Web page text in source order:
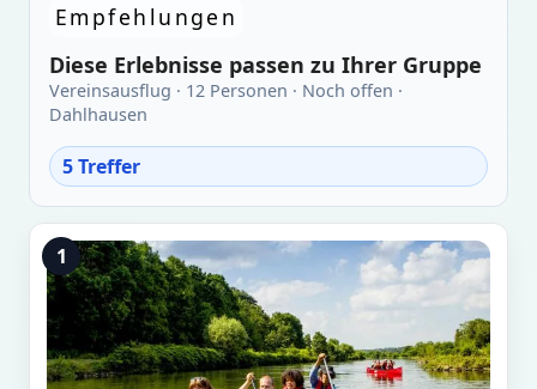
Empfehlungen
Diese Erlebnisse passen zu Ihrer Gruppe
Vereinsausflug · 12 Personen · Noch offen ·
Dahlhausen
5 Treffer
1